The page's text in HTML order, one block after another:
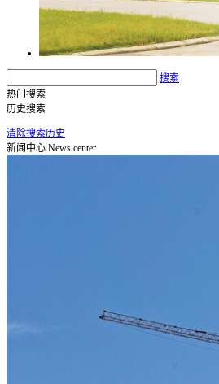
搜索
热门搜索
历史搜索
清除搜索历史
新闻中心 News center